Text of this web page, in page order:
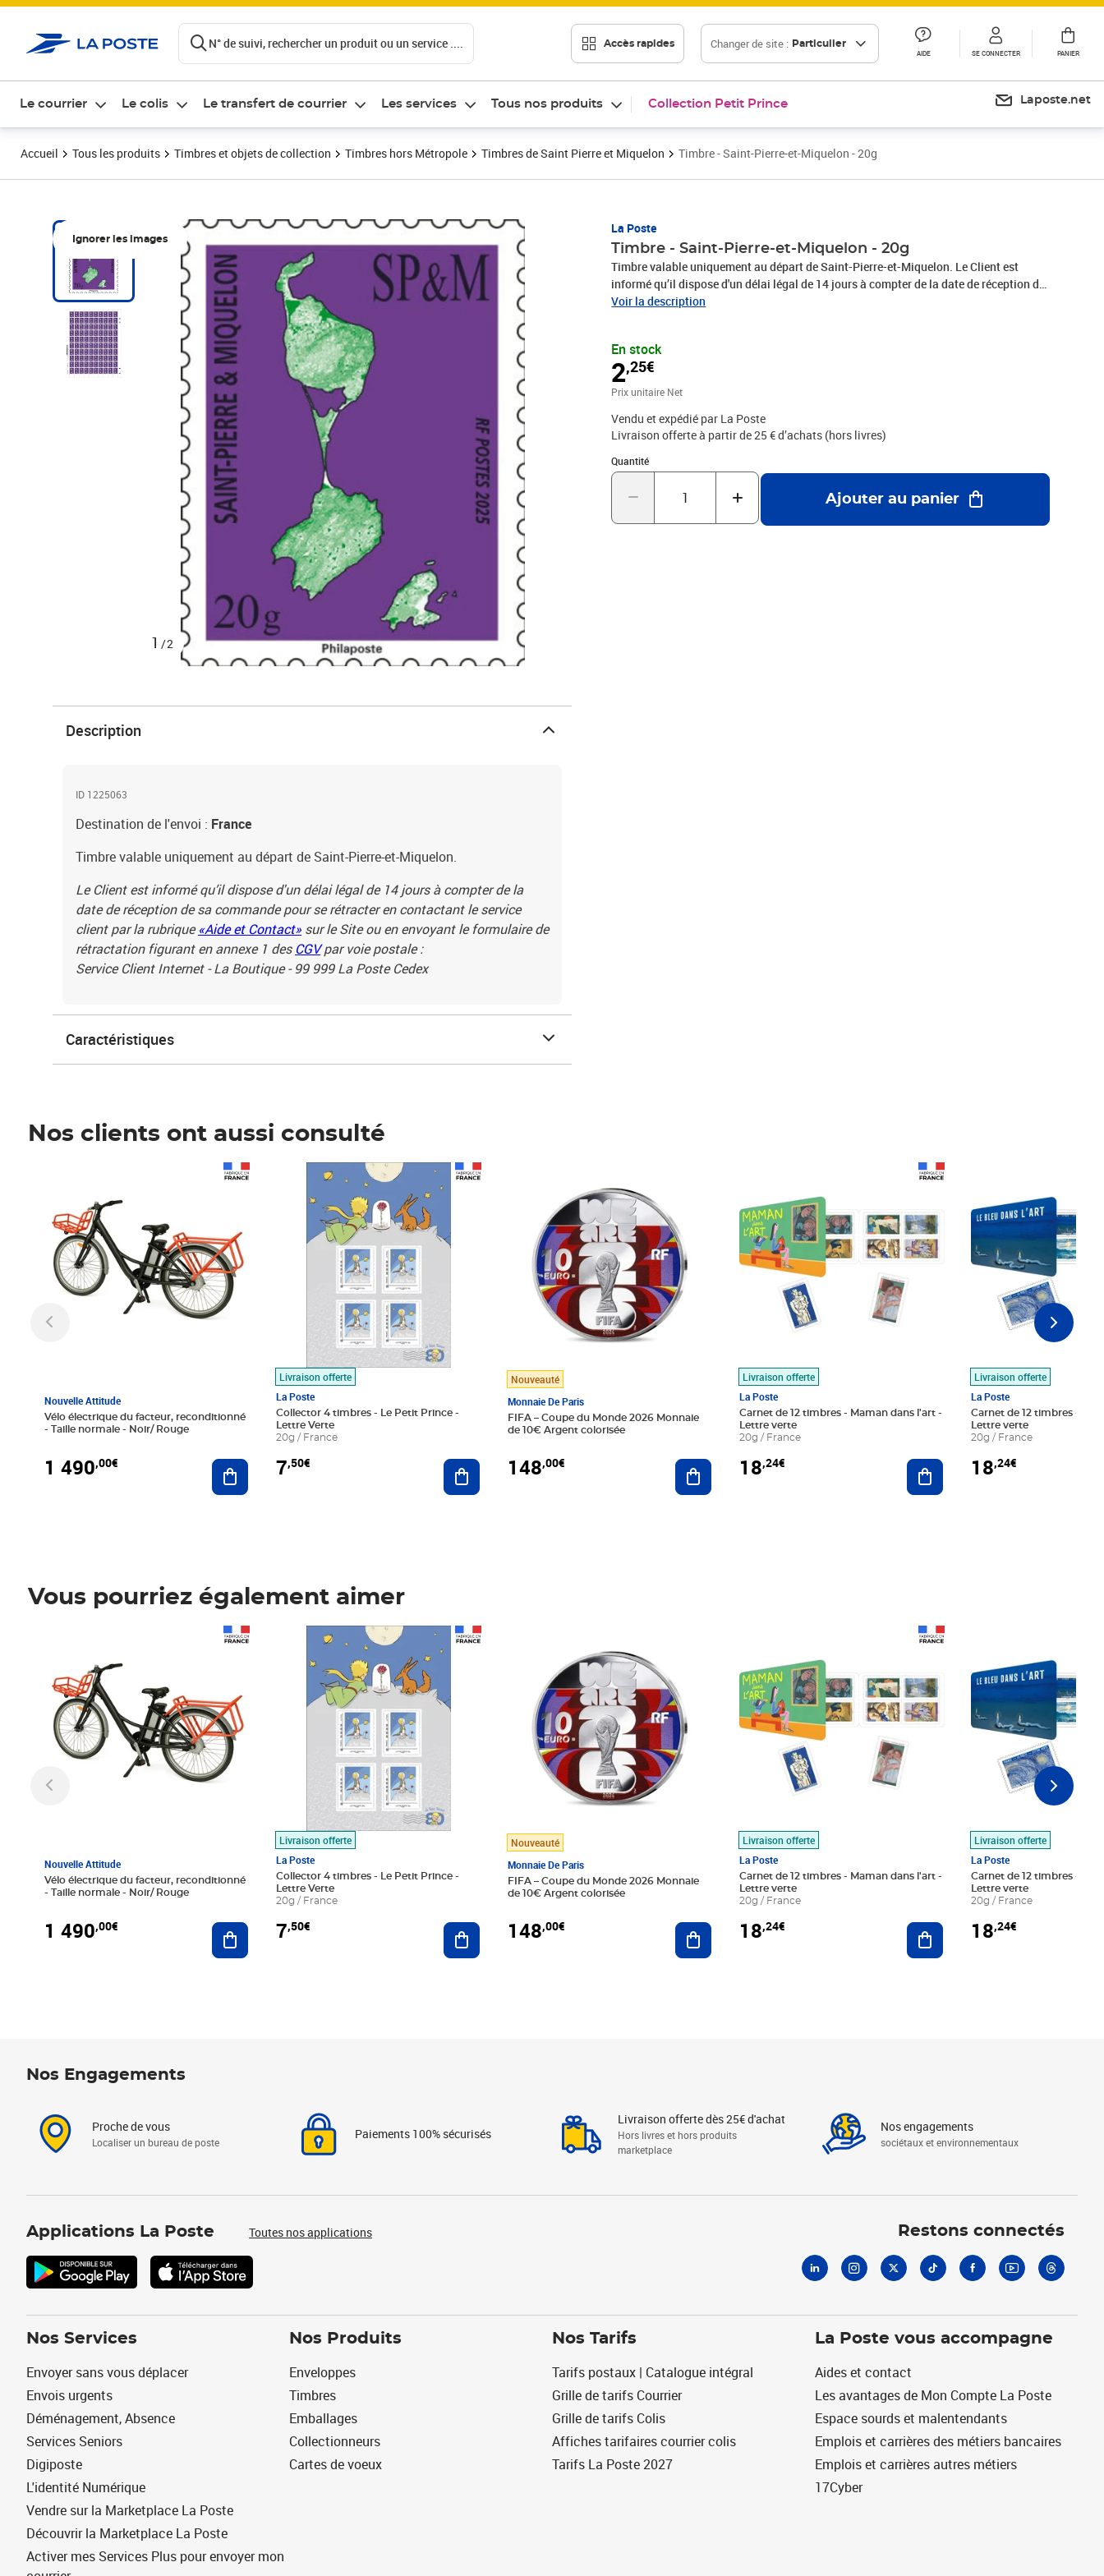
N° de suivi, rechercher un produit ou un service .... Accès rapides Changer de site : Particulier
AIDE SE CONNECTER PANIER
Le courrier Le colis Le transfert de courrier Les services Tous nos produits Collection Petit Prince Laposte.net
Accueil Tous les produits Timbres et objets de collection Timbres hors Métropole Timbres de Saint Pierre et Miquelon Timbre - Saint-Pierre-et-Miquelon - 20g
Ignorer les images
1 /2
La Poste
Timbre - Saint-Pierre-et-Miquelon - 20g
Timbre valable uniquement au départ de Saint-Pierre-et-Miquelon. Le Client est
informé qu’il dispose d'un délai légal de 14 jours à compter de la date de réception de
sa commande pour se rétracter en contactant le service client par la rubrique «Aide et
Cedex
Voir la description
En stock
2,25€
Prix 2,25€
Prix unitaire Net
Vendu et expédié par La Poste
Livraison offerte à partir de 25 € d’achats (hors livres)
Quantité
Quantité : 1
Ajouter au panier
Description
ID 1225063
Destination de l'envoi : France
Timbre valable uniquement au départ de Saint-Pierre-et-Miquelon.
Le Client est informé qu’il dispose d'un délai légal de 14 jours à compter de la
date de réception de sa commande pour se rétracter en contactant le service
client par la rubrique«Aide et Contact» sur le Site ou en envoyant le formulaire de
rétractation figurant en annexe 1 des CGVpar voie postale :
Service Client Internet - La Boutique - 99 999 La Poste Cedex
Caractéristiques
Nos clients ont aussi consulté
Nouvelle Attitude
Vélo électrique du facteur, reconditionné
- Taille normale - Noir/ Rouge
1 490,00€ Ajouter au panier
Livraison offerte
La Poste
Collector 4 timbres - Le Petit Prince -
Lettre Verte
20g / France
7,50€
Prix 7,50€
Ajouter au panier
Nouveauté
Monnaie De Paris
FIFA – Coupe du Monde 2026 Monnaie
de 10€ Argent colorisée
148,00€ Ajouter au panier
Livraison offerte
La Poste
Carnet de 12 timbres - Maman dans l'art -
Lettre verte
20g / France
18,24€ Ajouter au panier
Livraison offerte
La Poste
Carnet de 12 timbres - Le
Lettre verte
20g / France
18,24€
Vous pourriez également aimer
Nouvelle Attitude
Vélo électrique du facteur, reconditionné
- Taille normale - Noir/ Rouge
1 490,00€ Ajouter au panier
Livraison offerte
La Poste
Collector 4 timbres - Le Petit Prince -
Lettre Verte
20g / France
7,50€
Prix 7,50€
Ajouter au panier
Nouveauté
Monnaie De Paris
FIFA – Coupe du Monde 2026 Monnaie
de 10€ Argent colorisée
148,00€ Ajouter au panier
Livraison offerte
La Poste
Carnet de 12 timbres - Maman dans l'art -
Lettre verte
20g / France
18,24€ Ajouter au panier
Livraison offerte
La Poste
Carnet de 12 timbres - Le
Lettre verte
20g / France
18,24€
Nos Engagements
Proche de vous
Localiser un bureau de poste
Paiements 100% sécurisés
Livraison offerte dès 25€ d'achat
Hors livres et hors produits
marketplace
Nos engagements
sociétaux et environnementaux
Applications La Poste Toutes nos applications Restons connectés
Nos Services
Envoyer sans vous déplacer
Envois urgents
Déménagement, Absence
Services Seniors
Digiposte
L'identité Numérique
Vendre sur la Marketplace La Poste
Découvrir la Marketplace La Poste
Activer mes Services Plus pour envoyer mon
Nos Produits
Enveloppes
Timbres
Emballages
Collectionneurs
Cartes de voeux
Nos Tarifs
Tarifs postaux | Catalogue intégral
Grille de tarifs Courrier
Grille de tarifs Colis
Affiches tarifaires courrier colis
Tarifs La Poste 2027
La Poste vous accompagne
Aides et contact
Les avantages de Mon Compte La Poste
Espace sourds et malentendants
Emplois et carrières des métiers bancaires
Emplois et carrières autres métiers
17Cyber